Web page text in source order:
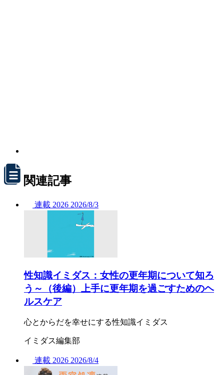
関連記事
連載 2026 2026/8/3
性知識イミダス：女性の更年期について知ろ
う～（後編）上手に更年期を過ごすためのヘ
ルスケア
心とからだを幸せにする性知識イミダス
イミダス編集部
連載 2026 2026/8/4